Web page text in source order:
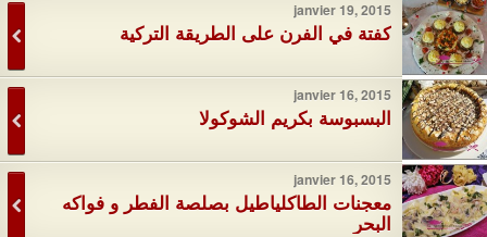
janvier 19, 2015
كفتة في الفرن على الطريقة التركية
janvier 16, 2015
البسبوسة بكريم الشوكولا
janvier 16, 2015
معجنات الطاكلياطيل بصلصة الفطر و فواكه
البحر